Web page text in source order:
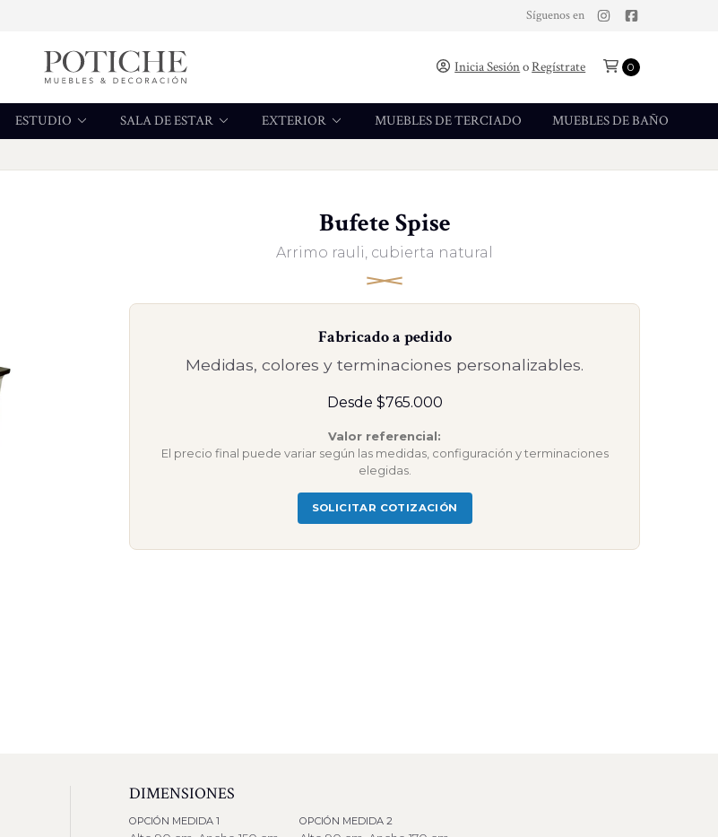
Síguenos en
Inicia SesiónoRegístrate 0
ESTUDIO SALA DE ESTAR EXTERIOR MUEBLES DE TERCIADO MUEBLES DE BAÑO
Bufete Spise
Arrimo rauli, cubierta natural
Fabricado a pedido
Medidas, colores y terminaciones personalizables.
Desde $765.000
Valor referencial:
El precio final puede variar según las medidas, configuración y terminaciones
elegidas.
SOLICITAR COTIZACIÓN
DIMENSIONES
OPCIÓN MEDIDA 1 OPCIÓN MEDIDA 2